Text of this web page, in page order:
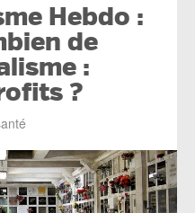
Hebdo :
de
:
?